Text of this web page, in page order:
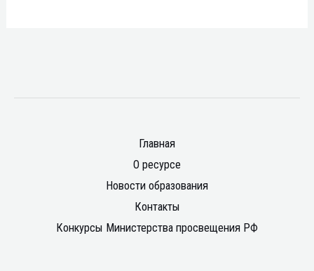
Главная
О ресурсе
Новости образования
Контакты
Конкурсы Министерства просвещения РФ